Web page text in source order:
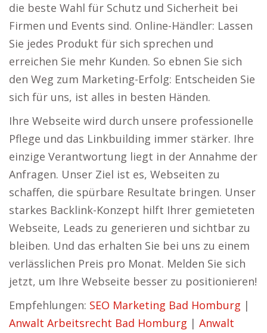
die beste Wahl für Schutz und Sicherheit bei
Firmen und Events sind. Online-Händler: Lassen
Sie jedes Produkt für sich sprechen und
erreichen Sie mehr Kunden. So ebnen Sie sich
den Weg zum Marketing-Erfolg: Entscheiden Sie
sich für uns, ist alles in besten Händen.
Ihre Webseite wird durch unsere professionelle
Pflege und das Linkbuilding immer stärker. Ihre
einzige Verantwortung liegt in der Annahme der
Anfragen. Unser Ziel ist es, Webseiten zu
schaffen, die spürbare Resultate bringen. Unser
starkes Backlink-Konzept hilft Ihrer gemieteten
Webseite, Leads zu generieren und sichtbar zu
bleiben. Und das erhalten Sie bei uns zu einem
verlässlichen Preis pro Monat. Melden Sie sich
jetzt, um Ihre Webseite besser zu positionieren!
Empfehlungen: SEO Marketing Bad Homburg |
Anwalt Arbeitsrecht Bad Homburg | Anwalt